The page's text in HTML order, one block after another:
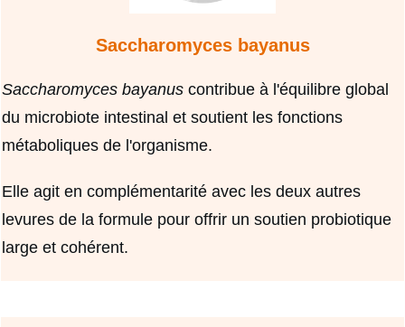
Saccharomyces bayanus
Saccharomyces bayanus contribue à l'équilibre global
du microbiote intestinal et soutient les fonctions
métaboliques de l'organisme.
Elle agit en complémentarité avec les deux autres
levures de la formule pour offrir un soutien probiotique
large et cohérent.